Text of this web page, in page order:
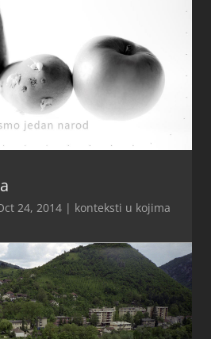
24, 2014 | konteksti u kojima